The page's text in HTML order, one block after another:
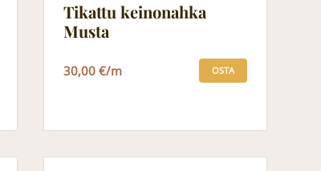
Tikattu keinonahka
Musta
30,00 €/m OSTA